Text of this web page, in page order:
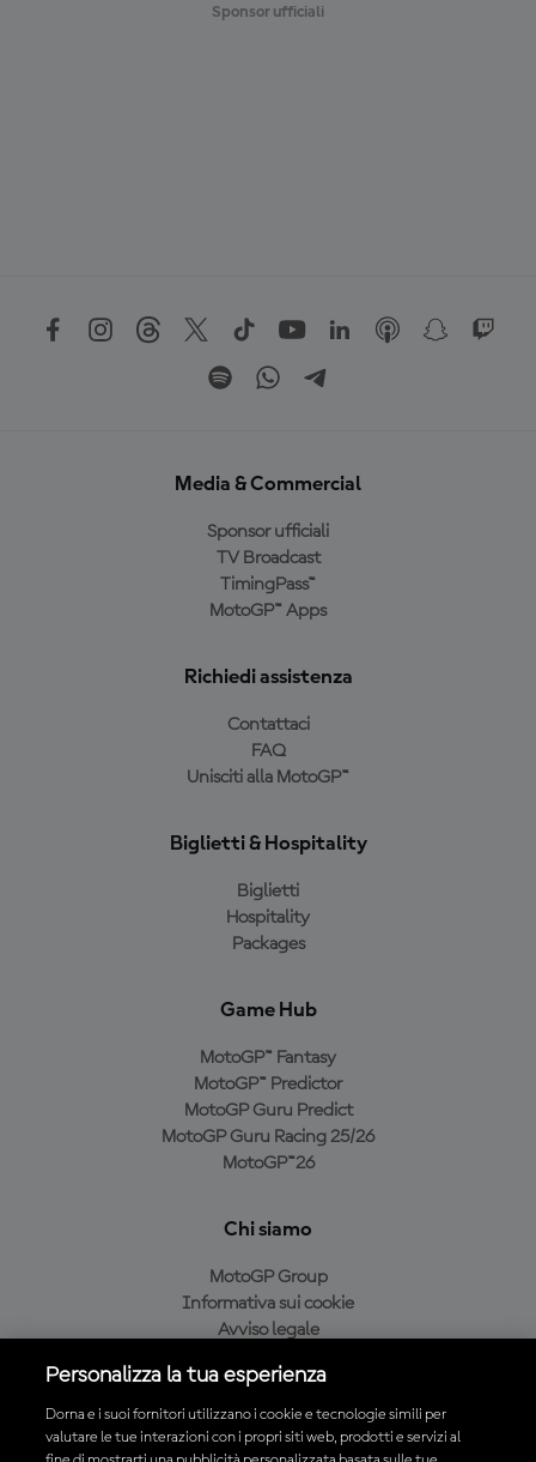
Sponsor ufficiali
Media & Commercial
Sponsor ufficiali
TV Broadcast
TimingPass™
MotoGP™ Apps
Richiedi assistenza
Contattaci
FAQ
Unisciti alla MotoGP™
Biglietti & Hospitality
Biglietti
Hospitality
Packages
Game Hub
MotoGP™ Fantasy
MotoGP™ Predictor
MotoGP Guru Predict
MotoGP Guru Racing 25/26
MotoGP™26
Chi siamo
MotoGP Group
Informativa sui cookie
Avviso legale
Condizioni di acquisto
Personalizza la tua esperienza
Dorna e i suoi fornitori utilizzano i cookie e tecnologie simili per
valutare le tue interazioni con i propri siti web, prodotti e servizi al